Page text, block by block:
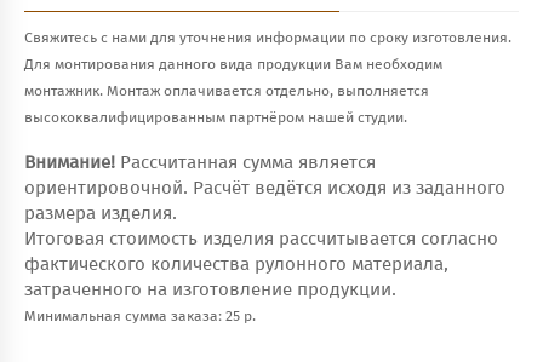
Свяжитесь с нами для уточнения информации по сроку изготовления.
Для монтирования данного вида продукции Вам необходим
монтажник. Монтаж оплачивается отдельно, выполняется
высококвалифицированным партнёром нашей студии.
Внимание! Рассчитанная сумма является
ориентировочной. Расчёт ведётся исходя из заданного
размера изделия.
Итоговая стоимость изделия рассчитывается согласно
фактического количества рулонного материала,
затраченного на изготовление продукции.
Минимальная сумма заказа: 25 р.